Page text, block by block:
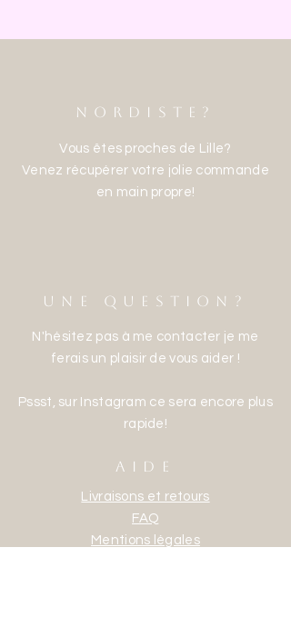
NORDISTE?
Vous êtes proches de Lille?
Venez récupérer votre jolie commande
en main propre!
UNE QUESTION?
N'hésitez pas à me contacter je me
ferais un plaisir de vous aider !
Pssst, sur Instagram ce sera encore plus
rapide!
AIDE
Livraisons et retours
FAQ
Mentions légales